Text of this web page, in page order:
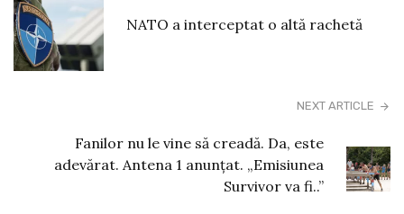
NATO a interceptat o altă rachetă
NEXT ARTICLE
Fanilor nu le vine să creadă. Da, este
adevărat. Antena 1 anunțat. „Emisiunea
Survivor va fi..”